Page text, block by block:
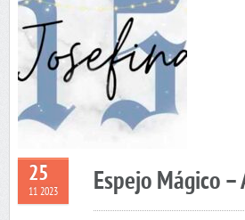
25
11 2023 Espejo Mágico